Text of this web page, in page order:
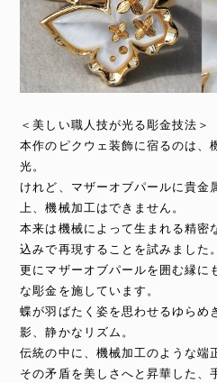
＜美しい職人技が光る彫金技法＞
本作のピクウェ装飾に宿るのは、
光。
けれど、マザーオブパールに貴金
上、機械加工はできません。
本来は機械によって生まれる精密
込みで再現することを試みました。
更にマザーオブパールを囲む縁に
な彫金を施しています。
蝶が羽ばたく姿を思わせるゆらめ
影、静かなリズム。
伝統の中に、機械加工のような端
その矛盾を美しさへと昇華した、